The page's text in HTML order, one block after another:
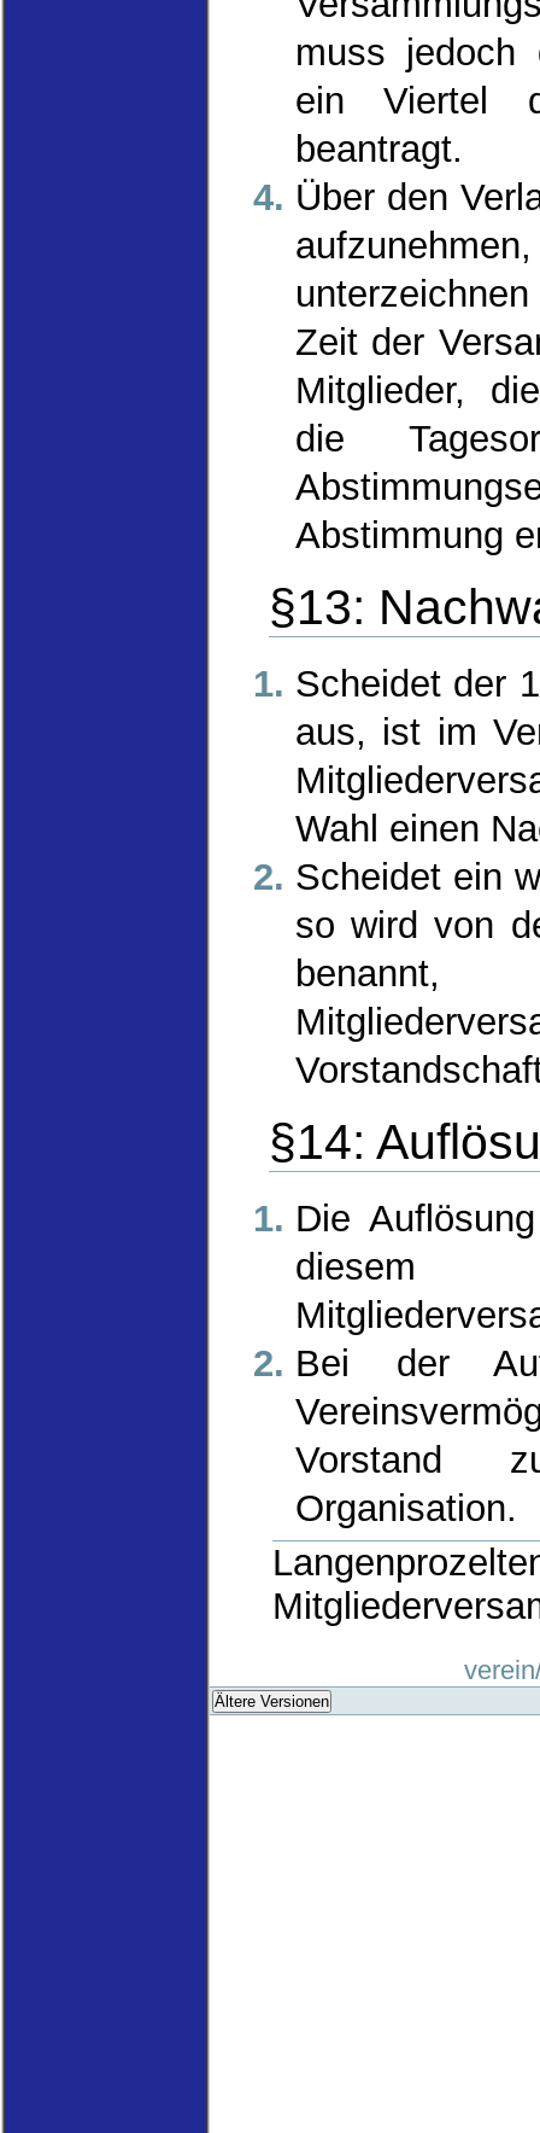
muss jedoch
ein Viertel
beantragt.
Über den
Zeit der
Mitglieder,
die
Abstimmung
§13:
Scheidet der
aus, ist im
Wahl einen
Scheidet ein
so wird von
§14:
Die
diesem
Bei der
Vorstand
Organisation.
Ältere Versionen